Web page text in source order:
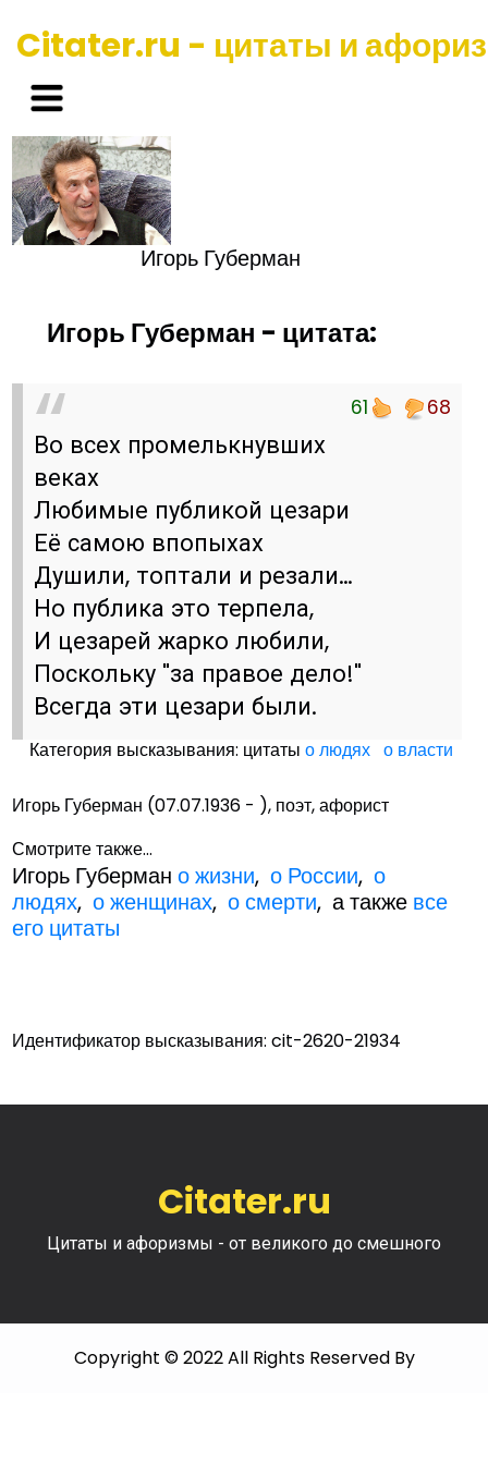
Citater.ru - цитаты и
Игорь Губерман
Игорь Губерман - цитата:
61 68
Во всех промелькнувших
веках
Любимые публикой цезари
Её самою впопыхах
Душили, топтали и резали…
Но публика это терпела,
И цезарей жарко любили,
Поскольку "за правое дело!"
Всегда эти цезари были.
Категория высказывания: цитатыо людях о власти
Игорь Губерман (07.07.1936 - ), поэт, афорист
Смотрите также...
Игорь Губермано жизни,о России,о
людях,о женщинах,о смерти, а также все
его цитаты
Идентификатор высказывания: cit-2620-21934
Citater.ru
Цитаты и афоризмы - от великого до смешного
Copyright © 2022 All Rights Reserved By